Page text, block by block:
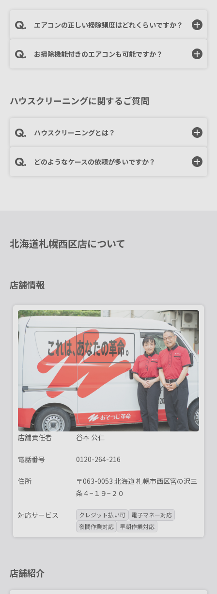
エアコンの正しい掃除頻度はどれくらいですか？
お掃除機能付きのエアコンも可能ですか？
ハウスクリーニングに関するご質問
ハウスクリーニングとは？
どのようなケースの依頼が多いですか？
北海道札幌西区店について
店舗情報
店舗責任者 谷本 公仁
電話番号 0120-264-216
住所
〒063-0053 北海道 札幌市西区宮の沢三
条４−１９−２０
対応サービス クレジット払い可
電子マネー対応
夜間作業対応
早朝作業対応
店舗紹介